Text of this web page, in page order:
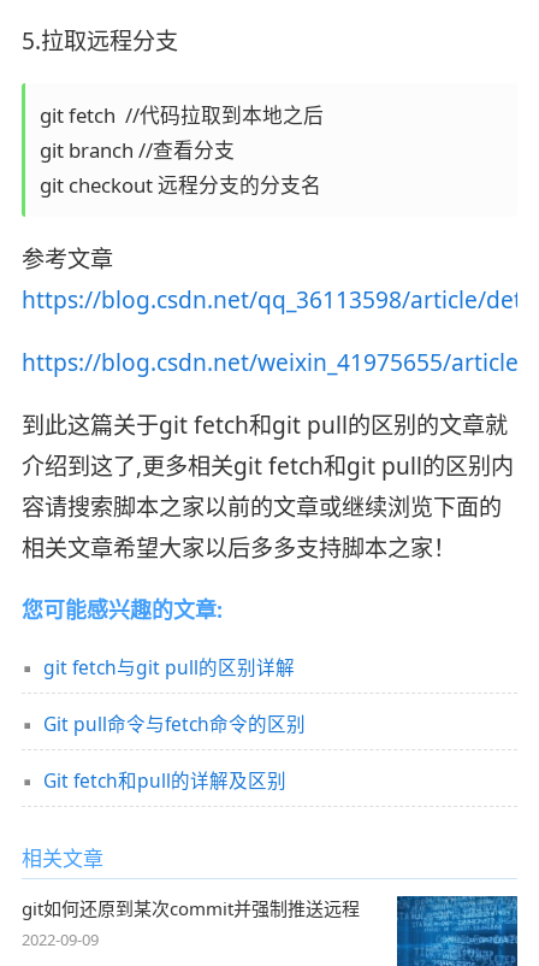
5.拉取远程分支
git fetch  //代码拉取到本地之后
git branch //查看分支
git checkout 远程分支的分支名
参考文章
https://blog.csdn.net/qq_36113598/article/
https://blog.csdn.net/weixin_41975655/article/
到此这篇关于git fetch和git pull的区别的文章就
介绍到这了,更多相关git fetch和git pull的区别内
容请搜索脚本之家以前的文章或继续浏览下面的
相关文章希望大家以后多多支持脚本之家！
您可能感兴趣的文章:
git fetch与git pull的区别详解
Git pull命令与fetch命令的区别
Git fetch和pull的详解及区别
相关文章
git如何还原到某次commit并强制推送远程
2022-09-09